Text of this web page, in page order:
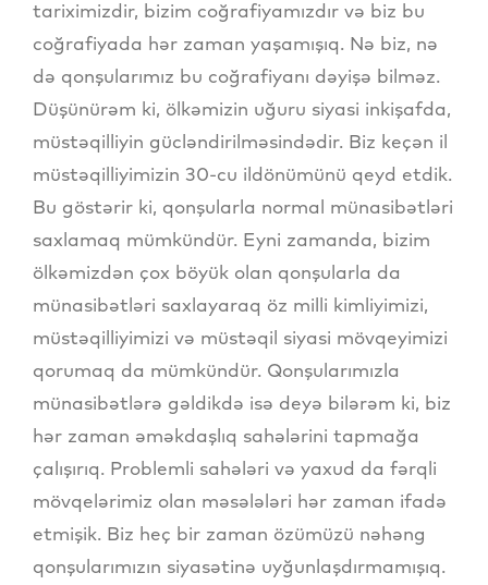
tariximizdir, bizim coğrafiyamızdır və biz bu
coğrafiyada hər zaman yaşamışıq. Nə biz, nə
də qonşularımız bu coğrafiyanı dəyişə bilməz.
Düşünürəm ki, ölkəmizin uğuru siyasi inkişafda,
müstəqilliyin gücləndirilməsindədir. Biz keçən il
müstəqilliyimizin 30-cu ildönümünü qeyd etdik.
Bu göstərir ki, qonşularla normal münasibətləri
saxlamaq mümkündür. Eyni zamanda, bizim
ölkəmizdən çox böyük olan qonşularla da
münasibətləri saxlayaraq öz milli kimliyimizi,
müstəqilliyimizi və müstəqil siyasi mövqeyimizi
qorumaq da mümkündür. Qonşularımızla
münasibətlərə gəldikdə isə deyə bilərəm ki, biz
hər zaman əməkdaşlıq sahələrini tapmağa
çalışırıq. Problemli sahələri və yaxud da fərqli
mövqelərimiz olan məsələləri hər zaman ifadə
etmişik. Biz heç bir zaman özümüzü nəhəng
qonşularımızın siyasətinə uyğunlaşdırmamışıq.